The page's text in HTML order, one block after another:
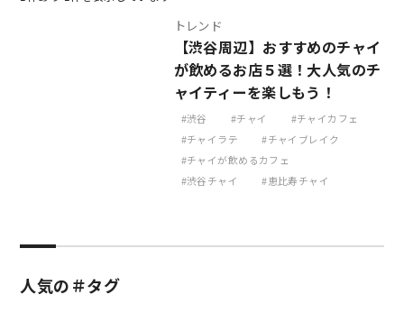
トレンド
【渋谷周辺】おすすめのチャイ
が飲めるお店５選！大人気のチ
ャイティーを楽しもう！
渋谷 チャイ
チャイカフェ
チャイラテ
チャイブレイク
チャイが飲めるカフェ
渋谷チャイ
恵比寿チャイ
人気の＃タグ